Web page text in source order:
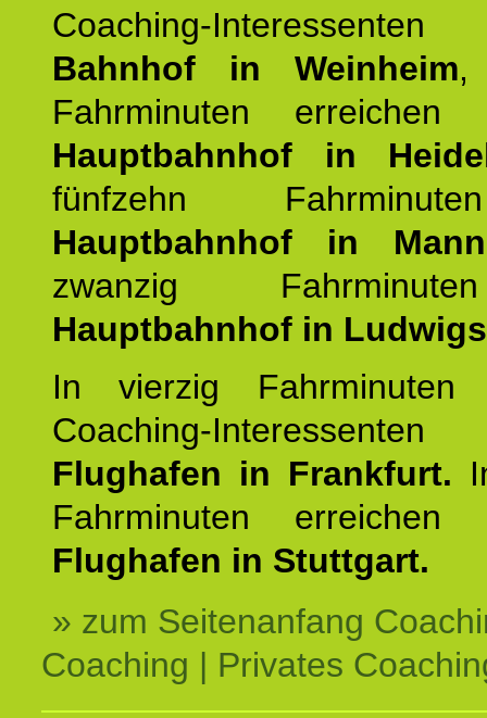
Coaching-
Bahnhof in Weinheim,
Fahrminuten
Hauptbahnhof in
fünfzehn
Hauptbahnhof in
zwanzig
Hauptbahnhof in
In vierzig Fahrminuten
Coaching-
Flughafen in Frankfurt.
Fahrminuten
Flughafen in Stuttgart.
» zum Seitenanfang
Coaching | Privates